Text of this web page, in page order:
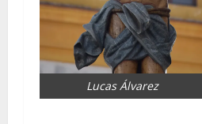
Lucas Álvarez